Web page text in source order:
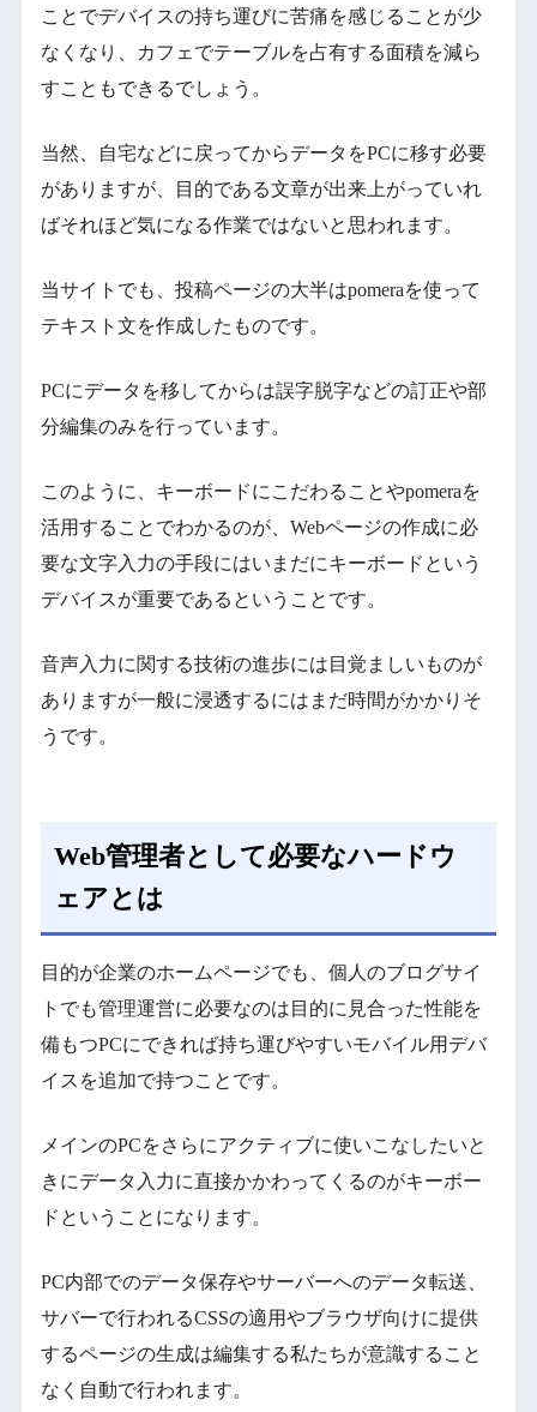
ことでデバイスの持ち運びに苦痛を感じることが少
なくなり、カフェでテーブルを占有する面積を減ら
すこともできるでしょう。
当然、自宅などに戻ってからデータをPCに移す必要
がありますが、目的である文章が出来上がっていれ
ばそれほど気になる作業ではないと思われます。
当サイトでも、投稿ページの大半はpomeraを使って
テキスト文を作成したものです。
PCにデータを移してからは誤字脱字などの訂正や部
分編集のみを行っています。
このように、キーボードにこだわることやpomeraを
活用することでわかるのが、Webページの作成に必
要な文字入力の手段にはいまだにキーボードという
デバイスが重要であるということです。
音声入力に関する技術の進歩には目覚ましいものが
ありますが一般に浸透するにはまだ時間がかかりそ
うです。
Web管理者として必要なハードウ
ェアとは
目的が企業のホームページでも、個人のブログサイ
トでも管理運営に必要なのは目的に見合った性能を
備もつPCにできれば持ち運びやすいモバイル用デバ
イスを追加で持つことです。
メインのPCをさらにアクティブに使いこなしたいと
きにデータ入力に直接かかわってくるのがキーボー
ドということになります。
PC内部でのデータ保存やサーバーへのデータ転送、
サバーで行われるCSSの適用やブラウザ向けに提供
するページの生成は編集する私たちが意識すること
なく自動で行われます。